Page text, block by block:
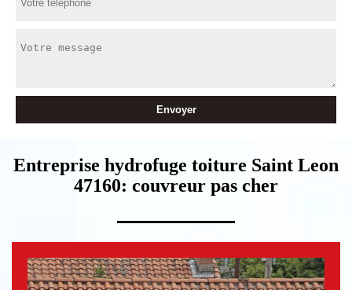
Entreprise hydrofuge toiture Saint Leon
47160: couvreur pas cher